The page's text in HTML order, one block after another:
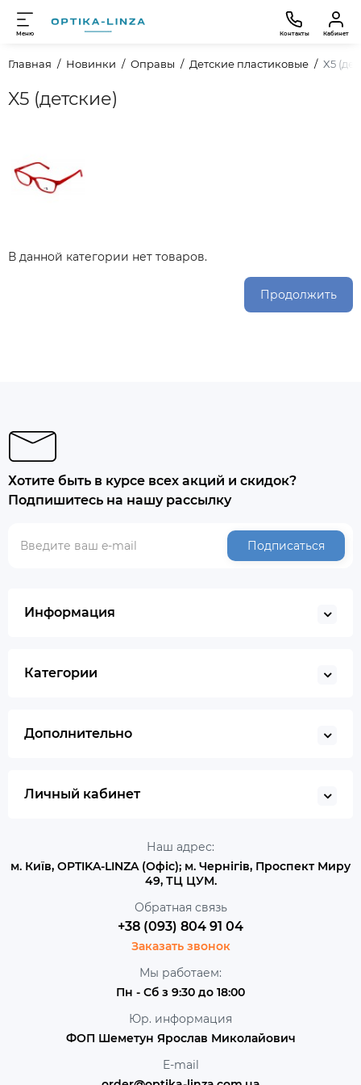
Меню Контакты Кабинет
Главная Новинки Оправы Детские пластиковые X5
X5 (детские)
В данной категории нет товаров.
Продолжить
Хотите быть в курсе всех акций и скидок?
Подпишитесь на нашу рассылку
Подписаться
Информация
Категории
Дополнительно
Личный кабинет
Наш адрес:
м. Київ, OPTIKA-LINZA (Офіс); м. Чернігів, Проспект Миру
49, ТЦ ЦУМ.
Обратная связь
+38 (093) 804 91 04
Заказать звонок
Мы работаем:
Пн - Сб з 9:30 до 18:00
Юр. информация
ФОП Шеметун Ярослав Миколайович
E-mail